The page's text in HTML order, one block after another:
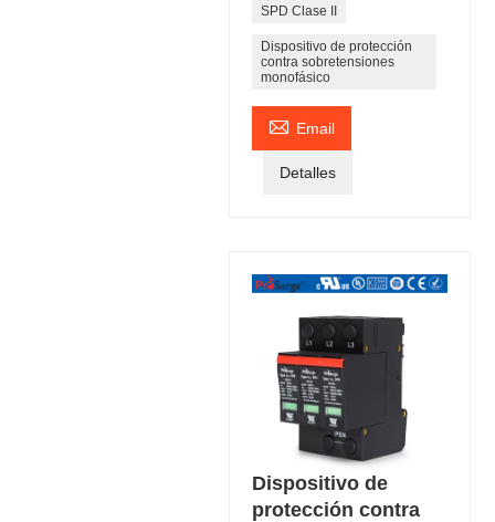
SPD Clase II
Dispositivo de protección
contra sobretensiones
monofásico
 Email
Detalles
Dispositivo de
protección contra